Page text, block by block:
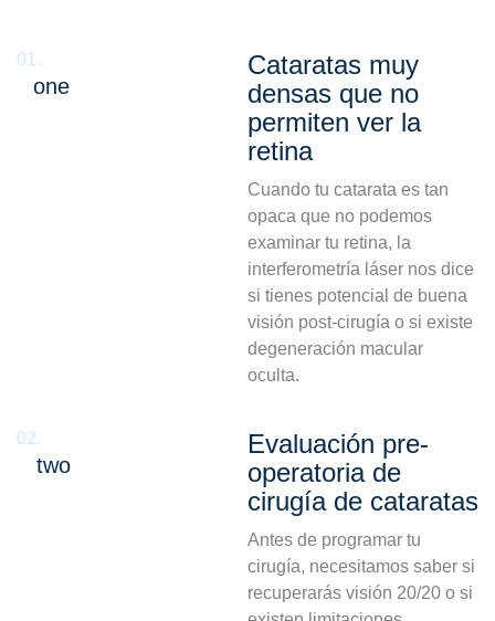
01.
one
Cataratas muy
densas que no
permiten ver la
retina
Cuando tu catarata es tan
opaca que no podemos
examinar tu retina, la
interferometría láser nos dice
si tienes potencial de buena
visión post-cirugía o si existe
degeneración macular
oculta.
02.
two
Evaluación pre-
operatoria de
cirugía de cataratas
Antes de programar tu
cirugía, necesitamos saber si
recuperarás visión 20/20 o si